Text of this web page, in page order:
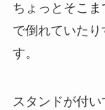
ちょっとそこま
で倒れていた
す。
スタンドが付